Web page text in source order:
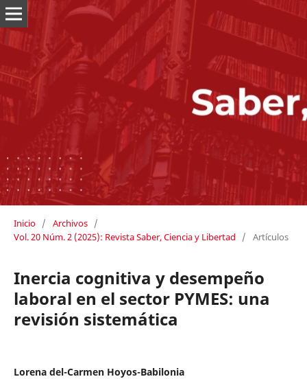
Inicio / Archivos /
Vol. 20 Núm. 2 (2025): Revista Saber, Ciencia y Libertad
/ Artículos
Inercia cognitiva y desempeño
laboral en el sector PYMES: una
revisión sistemática
Lorena del-Carmen Hoyos-Babilonia